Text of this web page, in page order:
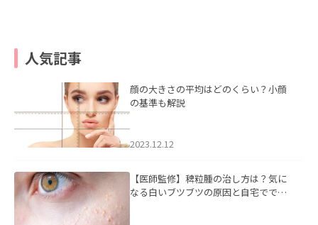
人気記事
顔の大きさの平均はどのくらい？小顔
の基準も解説
2023.12.12
【医師監修】稗粒腫の治し方は？気に
なる白いブツブツの原因と自宅ででき